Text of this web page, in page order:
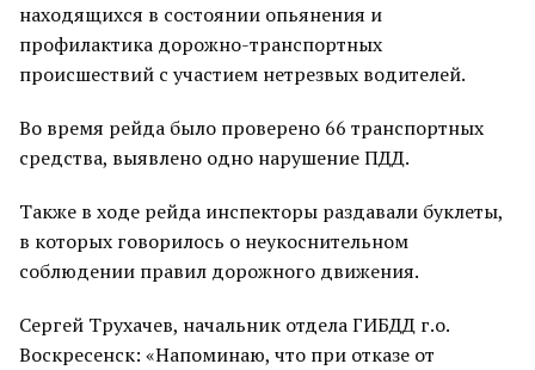
находящихся в состоянии опьянения и
профилактика дорожно-транспортных
происшествий с участием нетрезвых водителей.
Во время рейда было проверено 66 транспортных
средства, выявлено одно нарушение ПДД.
Также в ходе рейда инспекторы раздавали буклеты,
в которых говорилось о неукоснительном
соблюдении правил дорожного движения.
Сергей Трухачев, начальник отдела ГИБДД г.о.
Воскресенск: «Напоминаю, что при отказе от